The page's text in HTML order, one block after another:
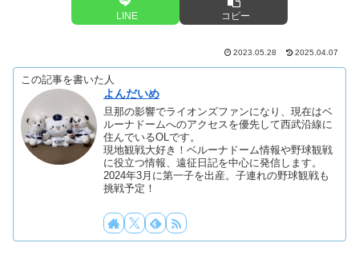
LINE コピー
2023.05.28 2025.04.07
この記事を書いた人
よんだいめ
旦那の影響でライオンズファンになり、現在はベ
ルーナドームへのアクセスを優先して西武沿線に
住んでいるOLです。
現地観戦大好き！ベルーナドーム情報や野球観戦
に役立つ情報、遠征日記を中心に発信します。
2024年3月に第一子を出産。子連れの野球観戦も
挑戦予定！